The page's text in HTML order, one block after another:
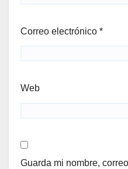
Correo electrónico *
Web
Guarda mi nombre,